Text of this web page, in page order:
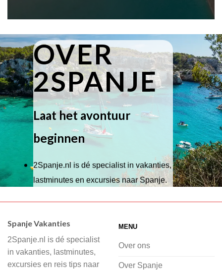
OVER
2SPANJE
Laat het avontuur
beginnen
2Spanje.nl is dé specialist in vakanties,
lastminutes en excursies naar Spanje.
Wij hebben een breed scala aan
of je nu wilt relaxen op het strand,
cultuur wilt ontdekken of avontuur zoekt
in de natuur.
Spanje Vakanties
2Spanje.nl is dé specialist
in vakanties, lastminutes,
excursies en reis tips naar
MENU
Over ons
Over Spanje